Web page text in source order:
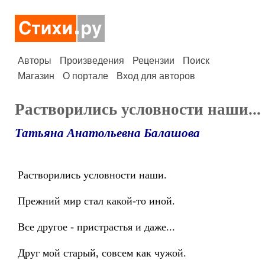
Авторы Произведения Рецензии
Поиск
Магазин
О портале Вход для авторов
Растворились условности наши...
Татьяна Анатольевна Балашова
Растворились условности наши.
Прежний мир стал какой-то иной.
Все другое - пристрастья и даже...
Друг мой старый, совсем как чужой.